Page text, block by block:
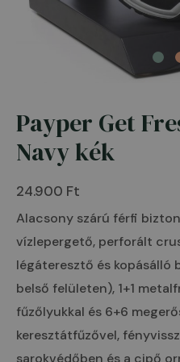
Payper Get
Navy kék
24.900 Ft
Alacsony szárú férfi
vízlepergető, perforált
légáteresztő és kopásálló
belső felületen), 1+1
fűzőlyukkal és 6+6
keresztátfűzővel,
sarokvédőben és a cipő
Payper
Get
Fresh
Low
Cipő
-
Navy
kék
mennyiség